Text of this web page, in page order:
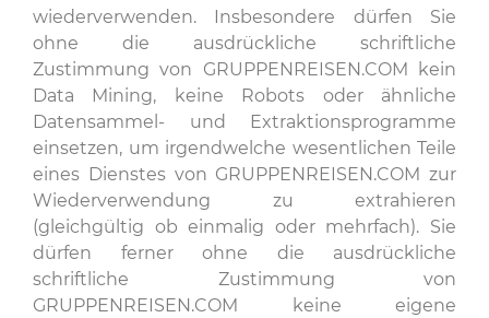
wiederverwenden. Insbesondere dürfen Sie
ohne die ausdrückliche schriftliche
Zustimmung von GRUPPENREISEN.COM kein
Data Mining, keine Robots oder ähnliche
Datensammel- und Extraktionsprogramme
einsetzen, um irgendwelche wesentlichen Teile
eines Dienstes von GRUPPENREISEN.COM zur
Wiederverwendung zu extrahieren
(gleichgültig ob einmalig oder mehrfach). Sie
dürfen ferner ohne die ausdrückliche
schriftliche Zustimmung von
GRUPPENREISEN.COM keine eigene